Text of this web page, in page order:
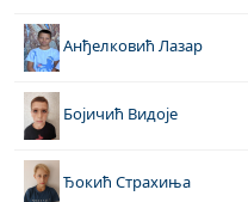
Анђелковић Лазар
Бојичић Видоје
Ђокић Страхиња